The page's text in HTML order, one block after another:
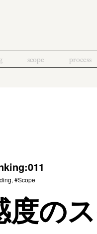
scope process
#Scope
度の